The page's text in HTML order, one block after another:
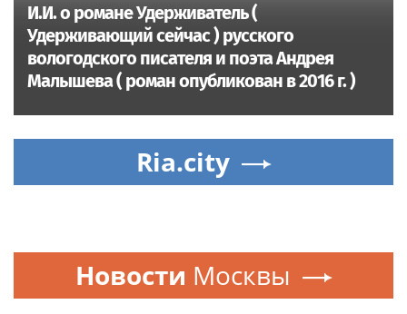
И.И. о романе Удерживатель (
Удерживающий сейчас ) русского
вологодского писателя и поэта Андрея
Малышева ( роман опубликован в 2016 г. )
Ria.city
Новости Москвы